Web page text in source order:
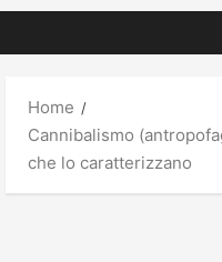
Home
Cannibalismo
che lo caratterizzano